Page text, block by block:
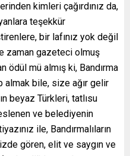
kimleri çağırdınız da,
teşekkür
bir lafınız yok değil
zaman gazeteci olmuş
ödül mü almış ki, Bandırma
almak bile, size ağır gelir
beyaz Türkleri, tatlısu
ve belediyenin
ile, Bandırmalıların
gören, elit ve saygın ve